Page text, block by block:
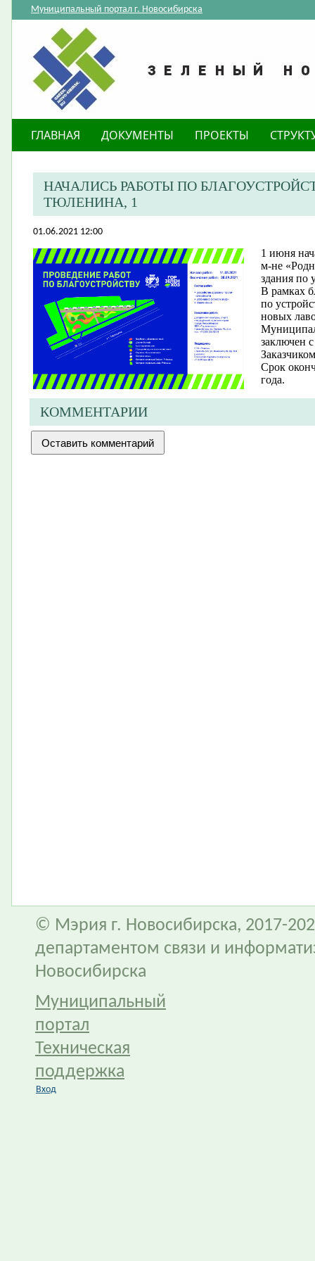
Муниципальный портал г. Новосибирска
ГЛАВНАЯ ДОКУМЕНТЫ ПРОЕКТЫ
НАЧАЛИСЬ РАБОТЫ ПО
ТЮЛЕНИНА, 1
01.06.2021 12:00
1 июня
м-не
здания по
В рамках
по
новых
заключен
Срок
года.
КОММЕНТАРИИ
© Мэрия г. Новосибирска, 2017-
департаментом связи и
Новосибирска
Муниципальный
портал
Техническая
поддержка
Вход